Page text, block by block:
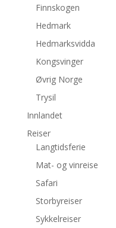
Finnskogen
Hedmark
Hedmarksvidda
Kongsvinger
Øvrig Norge
Trysil
Innlandet
Reiser
Langtidsferie
Mat- og vinreise
Safari
Storbyreiser
Sykkelreiser